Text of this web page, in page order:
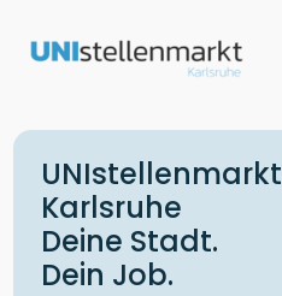
UNIstellenmarkt
Karlsruhe
Deine Stadt.
Dein Job.